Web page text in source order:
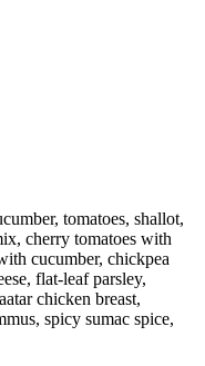
tomatoes, shallot,
cherry tomatoes with
cucumber, chickpea
flat-leaf parsley,
chicken breast,
spicy sumac spice,